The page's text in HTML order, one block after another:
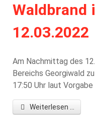
Waldbrand
12.03.2022
Am Nachmittag des
Bereichs Georgiwald
17:50 Uhr laut
Weiterlesen ...